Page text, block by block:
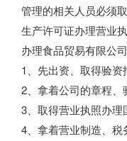
管理的相关人员必须
生产许可证办理营业
办理食品贸易有限公
1、先出资、取得验资
2、拿着公司的章程
3、取得营业执照办
4、拿着营业制造、